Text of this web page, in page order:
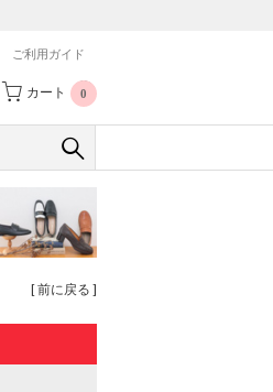
ご利用ガイド
カート 0
[ 前に戻る ]